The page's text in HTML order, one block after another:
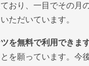
おり、一目でその
ただいています。
を無料で利用できます
を願っています。